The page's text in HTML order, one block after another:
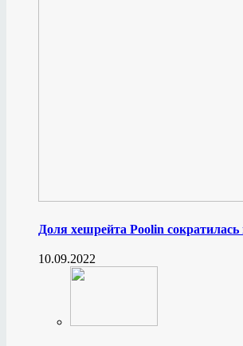
Доля хешрейта Poolin сократилась
10.09.2022